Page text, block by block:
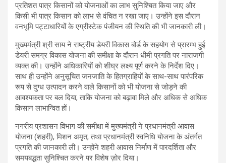
प्रतिशत पात्र किसानों को योजनाओं का लाभ सुनिश्चित किया जाए और
किसी भी पात्र किसान को लाभ से वंचित न रखा जाए। उन्होंने इस दौरान
वनभूमि पट्टाधारियों के एग्रीस्टेक पंजीयन की स्थिति की भी जानकारी ली।
मुख्यमंत्री श्री साय ने राष्ट्रीय डेयरी विकास बोर्ड के सहयोग से प्रारम्भ हुई
डेयरी समग्र विकास योजना की समीक्षा के दौरान धीमी प्रगति पर नाराजगी
व्यक्त की। उन्होंने अधिकारियों को शीघ्र लक्ष्य पूर्ण करने के निर्देश दिए।
साथ ही उन्होंने अनुसूचित जनजाति के हितग्राहियों के साथ-साथ पारंपरिक
रूप से दुग्ध उत्पादन करने वाले किसानों को भी योजना से जोड़ने की
आवश्यकता पर बल दिया, ताकि योजना को बढ़ावा मिले और अधिक से अधिक
किसान लाभान्वित हों।
नगरीय प्रशासन विभाग की समीक्षा में मुख्यमंत्री ने प्रधानमंत्री आवास
योजना (शहरी), मिशन अमृत, तथा प्रधानमंत्री स्वनिधि योजना के अंतर्गत
प्रगति की जानकारी ली। उन्होंने शहरी आवास निर्माण में पारदर्शिता और
समयबद्धता सुनिश्चित करने पर विशेष ज़ोर दिया।